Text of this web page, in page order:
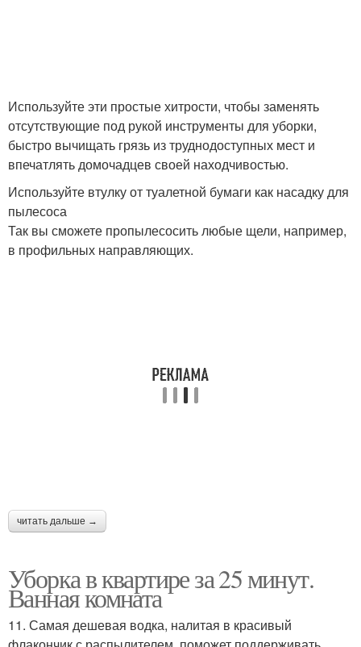
Используйте эти простые хитрости, чтобы заменять
отсутствующие под рукой инструменты для уборки,
быстро вычищать грязь из труднодоступных мест и
впечатлять домочадцев своей находчивостью.
Используйте втулку от туалетной бумаги как насадку для
пылесоса
Так вы сможете пропылесосить любые щели, например,
в профильных направляющих.
читать дальше →
Уборка в квартире за 25 минут.
Ванная комната
11. Самая дешевая водка, налитая в красивый